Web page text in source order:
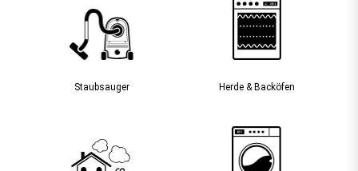
Staubsauger­ Herde & Backöfen